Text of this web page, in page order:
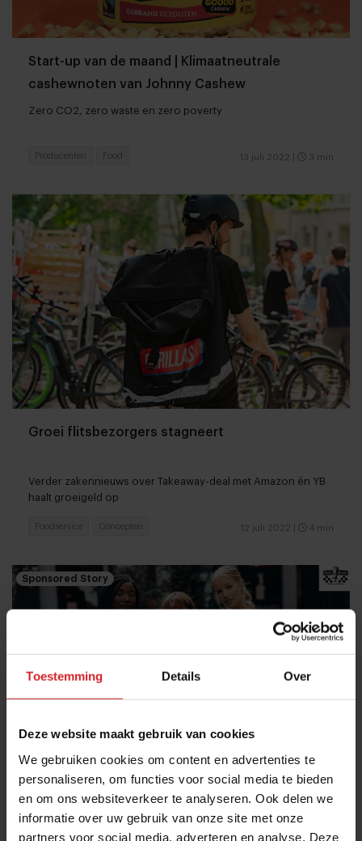
Toestemming Details Over
Deze website maakt gebruik van cookies
We gebruiken cookies om content en advertenties te
personaliseren, om functies voor social media te bieden
en om ons websiteverkeer te analyseren. Ook delen we
informatie over uw gebruik van onze site met onze
partners voor social media, adverteren en analyse. Deze
Start-up van de maand | Klimaatneutrale
cashewnoten van Johnny Cashew
Zero CO2, zero waste en zero poverty
13 juli 2022 3 min
Producenten Food
Groei flitsbezorgers stagneert
Verder zakennieuws over Takeaway-deal met Amazon én YB
haalt groeigeld op
12 juli 2022 4 min
Foodservice Concepten
Sponsored Story
FEEL GOOD by moving towards sustainability